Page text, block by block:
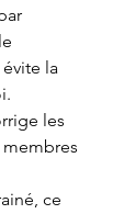
la
les
ce